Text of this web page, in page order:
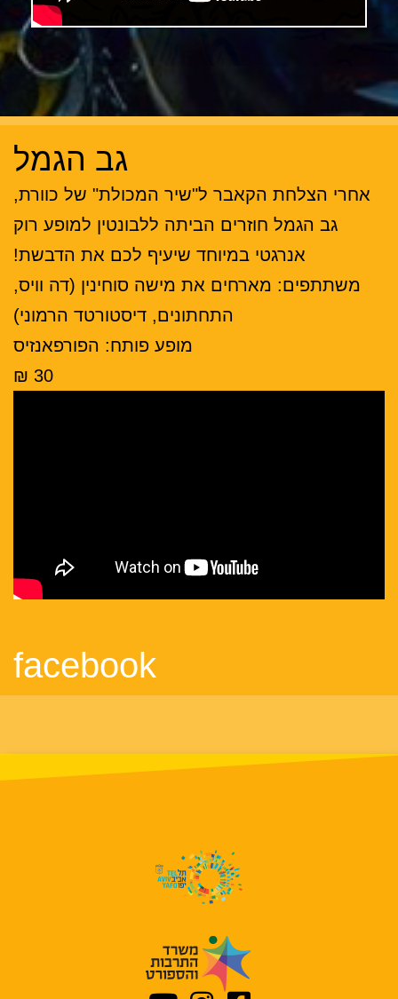
גב הגמל
אחרי הצלחת הקאבר ל"שיר המכולת" של כוורת,
גב הגמל חוזרים הביתה ללבונטין למופע רוק
אנרגטי במיוחד שיעיף לכם את הדבשת!
משתתפים: מארחים את מישה סוחינין (דה וויס,
התחתונים, דיסטורטד הרמוני)
מופע פותח: הפורפאנזיס
30 ₪
facebook